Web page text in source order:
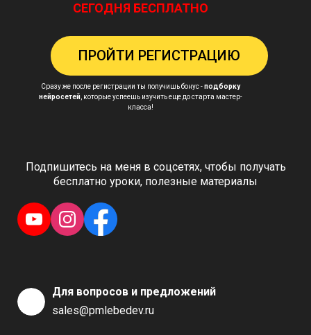
Сразу же после регистрации ты получишь бонус -подборку
нейросетей, которые успеешь изучить еще до старта мастер-
класса!
СЕГОДНЯ БЕСПЛАТНО
ПРОЙТИ РЕГИСТРАЦИЮ
Подпишитесь на меня в соцсетях, чтобы получать
бесплатно уроки, полезные материалы
Для вопросов и предложений
sales@pmlebedev.ru